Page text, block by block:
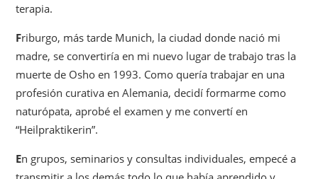
terapia.
Friburgo, más tarde Munich, la ciudad donde nació mi
madre, se convertiría en mi nuevo lugar de trabajo tras la
muerte de Osho en 1993. Como quería trabajar en una
profesión curativa en Alemania, decidí formarme como
naturópata, aprobé el examen y me convertí en
“Heilpraktikerin”.
En grupos, seminarios y consultas individuales, empecé a